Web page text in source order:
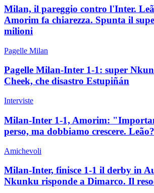
Milan, il pareggio contro l'Inter.
Amorim fa chiarezza. Spunta il
milioni
Pagelle Milan
Pagelle Milan-Inter 1-1: super
Cheek, che disastro Estupiñán
Interviste
Milan-Inter 1-1, Amorim:
perso, ma dobbiamo crescere.
Amichevoli
Milan-Inter, finisce 1-1 il derby in
Nkunku risponde a Dimarco. Il